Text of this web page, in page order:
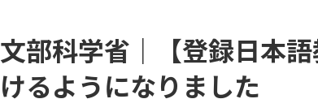
文部科学省｜【登録日本
けるようになりました